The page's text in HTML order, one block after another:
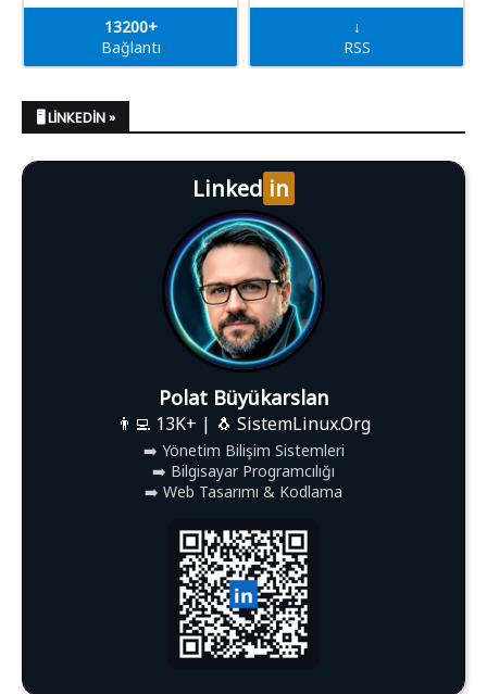
13200+
Bağlantı
↓
RSS
🖥️ LINKEDIN »
Linked in
Polat Büyükarslan
👨‍💻 13K+ | 🐧 SistemLinux.Org
➡️ Yönetim Bilişim Sistemleri
➡️ Bilgisayar Programcılığı
➡️ Web Tasarımı & Kodlama